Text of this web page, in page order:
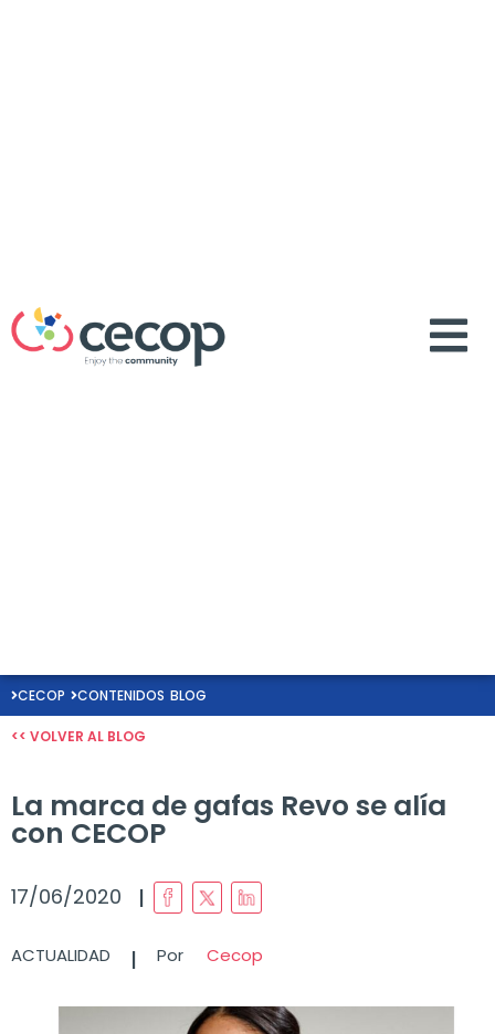
CECOP CONTENIDOS BLOG
<< VOLVER AL BLOG
La marca de gafas Revo se alía
con CECOP
17/06/2020 I
ACTUALIDAD I Por Cecop